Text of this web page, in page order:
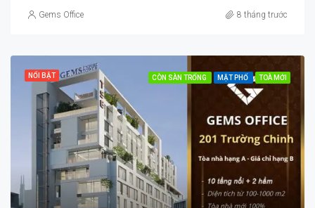
Gems Office 8 tháng trước
NỔI BẬT CÒN SÀN TRỐNG MẶT PHỐ TOÀ MỚI